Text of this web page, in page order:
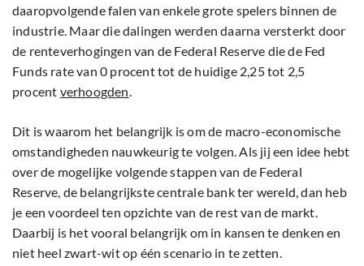
daaropvolgende falen van enkele grote spelers binnen de
industrie. Maar die dalingen werden daarna versterkt door
de renteverhogingen van de Federal Reserve die de Fed
Funds rate van 0 procent tot de huidige 2,25 tot 2,5
procent verhoogden.
Dit is waarom het belangrijk is om de macro-economische
omstandigheden nauwkeurig te volgen. Als jij een idee hebt
over de mogelijke volgende stappen van de Federal
Reserve, de belangrijkste centrale bank ter wereld, dan heb
je een voordeel ten opzichte van de rest van de markt.
Daarbij is het vooral belangrijk om in kansen te denken en
niet heel zwart-wit op één scenario in te zetten.